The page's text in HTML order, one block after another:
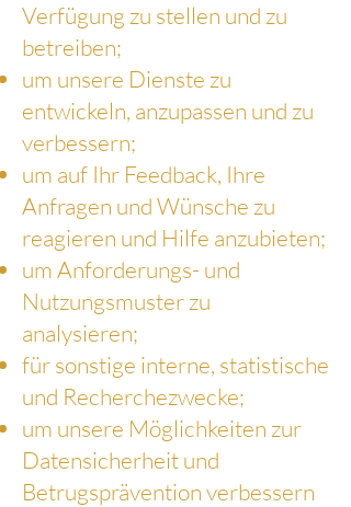
Verfügung zu stellen und zu
betreiben;
um unsere Dienste zu
entwickeln, anzupassen und zu
verbessern;
um auf Ihr Feedback, Ihre
Anfragen und Wünsche zu
reagieren und Hilfe anzubieten;
um Anforderungs- und
Nutzungsmuster zu
analysieren;
für sonstige interne, statistische
und Recherchezwecke;
um unsere Möglichkeiten zur
Datensicherheit und
Betrugsprävention verbessern